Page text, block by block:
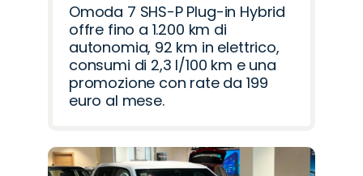
Omoda 7 SHS-P Plug-in Hybrid
offre fino a 1.200 km di
autonomia, 92 km in elettrico,
consumi di 2,3 l/100 km e una
promozione con rate da 199
euro al mese.